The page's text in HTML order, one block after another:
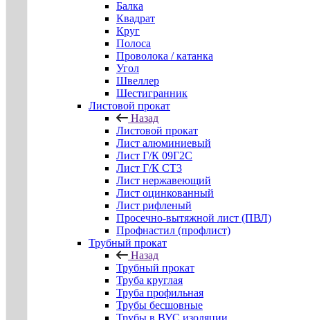
Балка
Квадрат
Круг
Полоса
Проволока / катанка
Угол
Швеллер
Шестигранник
Листовой прокат
Назад
Листовой прокат
Лист алюминиевый
Лист Г/К 09Г2С
Лист Г/К СТ3
Лист нержавеющий
Лист оцинкованный
Лист рифленый
Просечно-вытяжной лист (ПВЛ)
Профнастил (профлист)
Трубный прокат
Назад
Трубный прокат
Труба круглая
Труба профильная
Трубы бесшовные
Трубы в ВУС изоляции